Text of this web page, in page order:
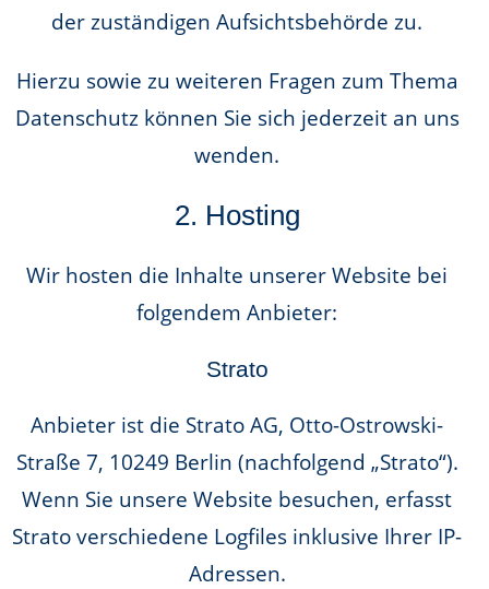
der zuständigen Aufsichtsbehörde zu.
Hierzu sowie zu weiteren Fragen zum Thema
Datenschutz können Sie sich jederzeit an uns
wenden.
2. Hosting
Wir hosten die Inhalte unserer Website bei
folgendem Anbieter:
Strato
Anbieter ist die Strato AG, Otto-Ostrowski-
Straße 7, 10249 Berlin (nachfolgend „Strato“).
Wenn Sie unsere Website besuchen, erfasst
Strato verschiedene Logfiles inklusive Ihrer IP-
Adressen.